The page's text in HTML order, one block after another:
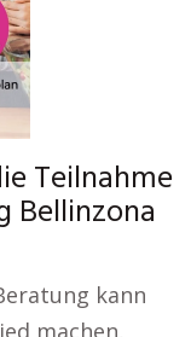
Teilnahme
Bellinzona
kann
machen,